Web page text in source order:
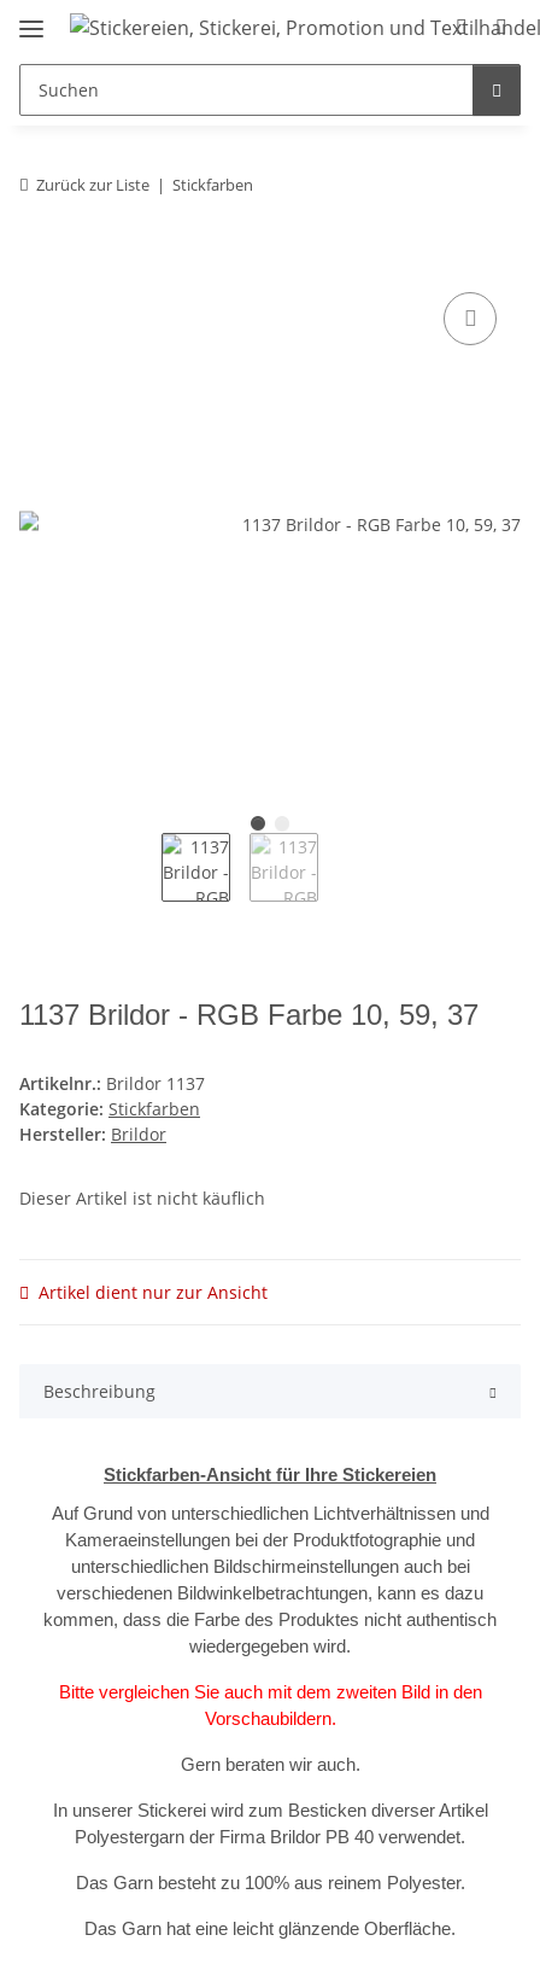
Zurück zur Liste Stickfarben
1137 Brildor - RGB Farbe 10, 59, 37
Artikelnr.: Brildor 1137
Kategorie: Stickfarben
Hersteller: Brildor
Dieser Artikel ist nicht käuflich
Artikel dient nur zur Ansicht
Beschreibung
Stickfarben-Ansicht für Ihre Stickereien
Auf Grund von unterschiedlichen Lichtverhältnissen und
Kameraeinstellungen bei der Produktfotographie und
unterschiedlichen Bildschirmeinstellungen auch bei
verschiedenen Bildwinkelbetrachtungen, kann es dazu
kommen, dass die Farbe des Produktes nicht authentisch
wiedergegeben wird.
Bitte vergleichen Sie auch mit dem zweiten Bild in den
Vorschaubildern.
Gern beraten wir auch.
In unserer Stickerei wird zum Besticken diverser Artikel
Polyestergarn der Firma Brildor PB 40 verwendet.
Das Garn besteht zu 100% aus reinem Polyester.
Das Garn hat eine leicht glänzende Oberfläche.